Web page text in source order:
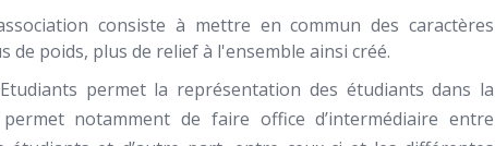
consiste à mettre en commun des caractères
poids, plus de relief à l'ensemble ainsi créé.
permet la représentation des étudiants dans la
notamment de faire office d’intermédiaire entre